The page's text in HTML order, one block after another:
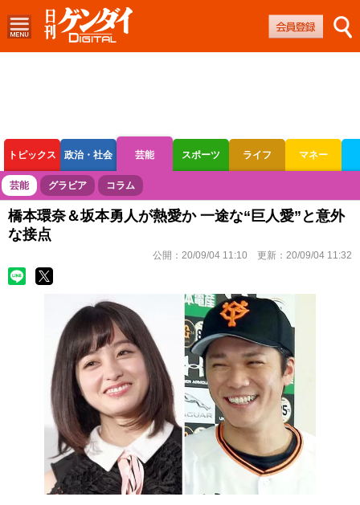
トピックス 政治・社会 芸能 スポーツ ライフ マネー
ボートレース 競輪 オートレース
芸能 グラビア コラム
橋本環奈＆坂本勇人が熱愛か 一途な“巨人愛”と意外
な接点
公開： 20/09/04 11:10 更新： 20/09/04 11:32